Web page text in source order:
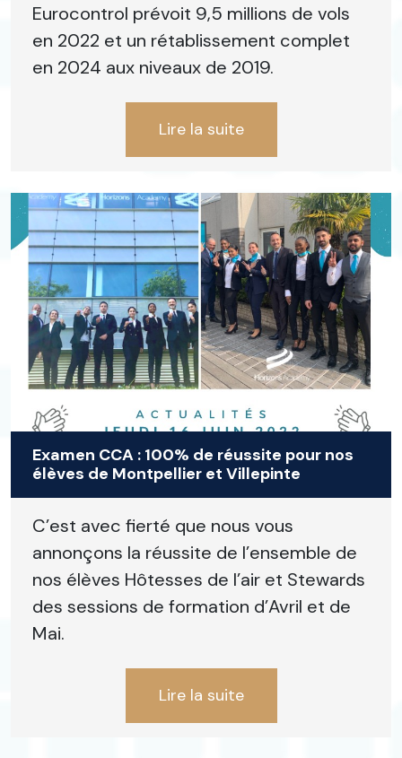
Eurocontrol prévoit 9,5 millions de vols
en 2022 et un rétablissement complet
en 2024 aux niveaux de 2019.
Lire la suite
Examen CCA : 100% de réussite pour nos
élèves de Montpellier et Villepinte
C’est avec fierté que nous vous
annonçons la réussite de l’ensemble de
nos élèves Hôtesses de l’air et Stewards
des sessions de formation d’Avril et de
Mai.
Lire la suite